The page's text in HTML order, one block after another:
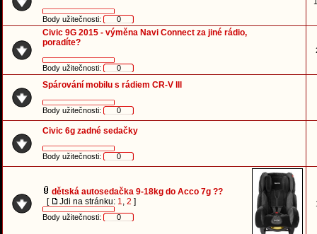
Body užitečnosti: 0
Civic 9G 2015 - výměna Navi Connect za jiné rádio,
poradíte?
Body užitečnosti: 0
Spárování mobilu s rádiem CR-V lll
Body užitečnosti: 0
Civic 6g zadné sedačky
Body užitečnosti: 0
dětská autosedačka 9-18kg do Acco 7g ??
[
Jdi na stránku: 1, 2 ]
Body užitečnosti: 0